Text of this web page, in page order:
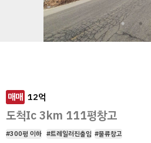
매매 12억
도척Ic 3km 111평창고
#300평 이하 #트레일러진출입 #물류창고